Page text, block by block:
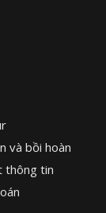
và bồi hoàn
thông tin